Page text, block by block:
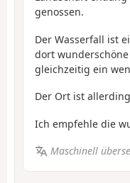
genossen.
Der Wasserfall ist
dort
gleichzeitig ein
Der Ort ist
Ich empfehle die
Maschinell